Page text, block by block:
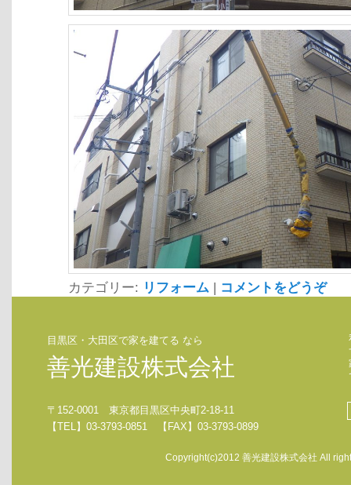
カテゴリー: リフォーム コメントをどうぞ
目黒区・大田区で家を建てる なら
善光建設株式会社
〒152-0001 東京都目黒区中央町2-18-11
【TEL】03-3793-0851 【FAX】03-3793-0899
Copyright(c)2012 善光建設株式会社 All